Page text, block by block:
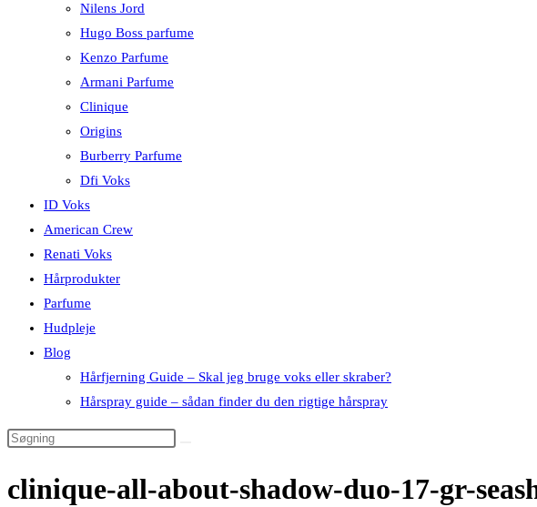
Nilens Jord
Hugo Boss parfume
Kenzo Parfume
Armani Parfume
Clinique
Origins
Burberry Parfume
Dfi Voks
ID Voks
American Crew
Renati Voks
Hårprodukter
Parfume
Hudpleje
Blog
Hårfjerning Guide – Skal jeg bruge voks eller skraber?
Hårspray guide – sådan finder du den rigtige hårspray
clinique-all-about-shadow-duo-17-gr-